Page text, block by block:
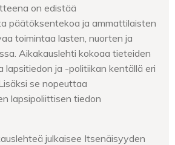
on edistää
päätöksentekoa ja ammattilaisten
toimintaa lasten, nuorten ja
Aikakauslehti kokoaa tieteiden
lapsitiedon ja -politiikan kentällä eri
se nopeuttaa
lapsipoliittisen tiedon
julkaisee Itsenäisyyden